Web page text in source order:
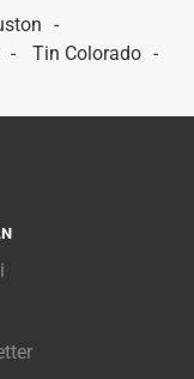
Tin Colorado